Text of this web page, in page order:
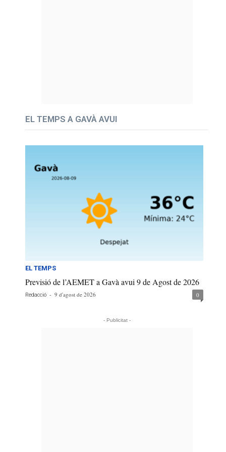
EL TEMPS A GAVÀ AVUI
EL TEMPS
Previsió de l’AEMET a Gavà avui 9 de Agost de 2026
Redacció - 9 d'agost de 2026 0
- Publicitat -